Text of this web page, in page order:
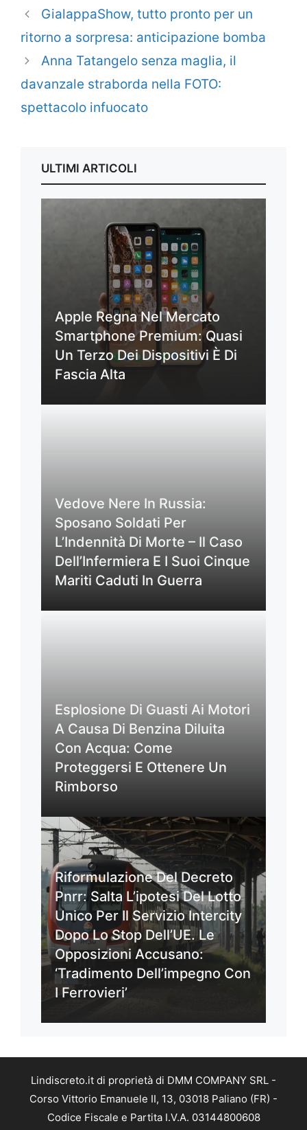
GialappaShow, tutto pronto per un
ritorno a sorpresa: anticipazione bomba
Anna Tatangelo senza maglia, il
davanzale straborda nella FOTO:
spettacolo infuocato
ULTIMI ARTICOLI
Apple Regna Nel Mercato
Smartphone Premium: Quasi
Un Terzo Dei Dispositivi È Di
Fascia Alta
Vedove Nere In Russia:
Sposano Soldati Per
L’Indennità Di Morte – Il Caso
Dell’Infermiera E I Suoi Cinque
Mariti Caduti In Guerra
Esplosione Di Guasti Ai Motori
A Causa Di Benzina Diluita
Con Acqua: Come
Proteggersi E Ottenere Un
Rimborso
Riformulazione Del Decreto
Pnrr: Salta L’ipotesi Del Lotto
Unico Per Il Servizio Intercity
Dopo Lo Stop Dell’UE. Le
Opposizioni Accusano:
‘Tradimento Dell’impegno Con
I Ferrovieri’
Lindiscreto.it di proprietà di DMM COMPANY SRL -
Corso Vittorio Emanuele II, 13, 03018 Paliano (FR) -
Codice Fiscale e Partita I.V.A. 03144800608